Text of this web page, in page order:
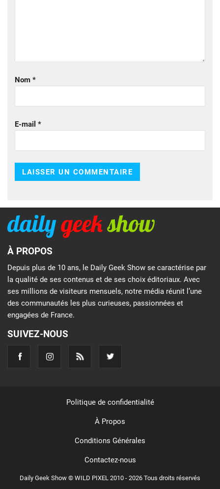
Nom *
E-mail *
À PROPOS
Depuis plus de 10 ans, le Daily Geek Show se caractérise par
la qualité de ses contenus et de ses choix éditoriaux. Avec
ses millions de visiteurs mensuels, notre média réunit l’une
des communautés les plus curieuses, passionnées et
engagées de France.
SUIVEZ-NOUS
Daily Geek Show © WILD PIXEL 2010 - 2026 Tous droits réservés
Politique de confidentialité
À Propos
Conditions Générales
Contactez-nous